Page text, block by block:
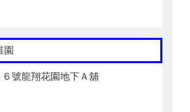
園
號龍翔花園地下Ａ舖